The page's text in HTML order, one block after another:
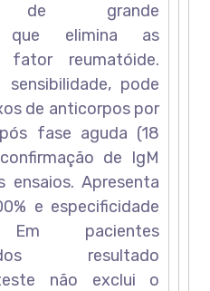
de grande
que elimina as
fator reumatóide.
pode
de anticorpos por
fase aguda (18
de IgM
Apresenta
e especificidade
pacientes
resultado
não exclui o